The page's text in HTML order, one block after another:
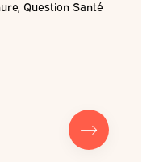
Question Santé